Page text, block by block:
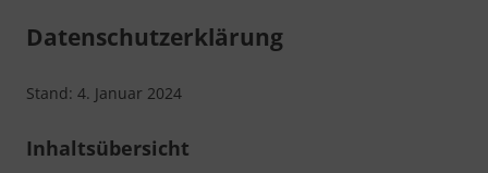
Datenschutzerklärung
Stand: 4. Januar 2024
Inhaltsübersicht